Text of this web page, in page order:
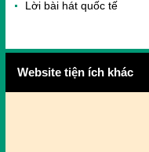
Lời bài hát quốc tế
Website tiện ích khác